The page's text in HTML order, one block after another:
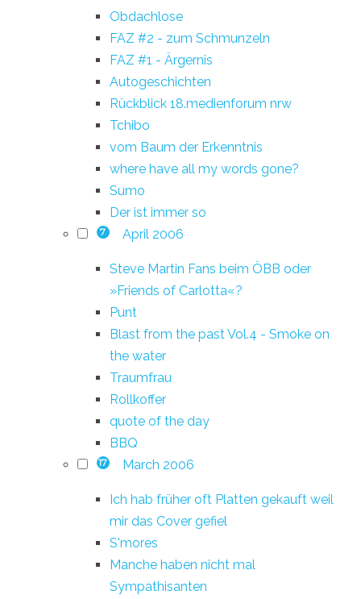
Obdachlose
FAZ #2 - zum Schmunzeln
FAZ #1 - Ärgernis
Autogeschichten
Rückblick 18.medienforum nrw
Tchibo
vom Baum der Erkenntnis
where have all my words gone?
Sumo
Der ist immer so
7 April 2006
Steve Martin Fans beim ÖBB oder
»Friends of Carlotta«?
Punt
Blast from the past Vol.4 - Smoke on
the water
Traumfrau
Rollkoffer
quote of the day
BBQ
17 March 2006
Ich hab früher oft Platten gekauft weil
mir das Cover gefiel
S'mores
Manche haben nicht mal
Sympathisanten